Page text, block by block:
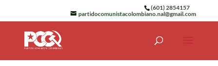
(601) 2854157
partidocomunistacolombiano.nal@gmail.com